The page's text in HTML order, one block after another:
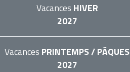
Vacances HIVER
2027
Vacances PRINTEMPS / PÂQUES
2027